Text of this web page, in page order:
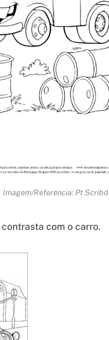
Imagem/Referência: Pt Scribd
com o carro.